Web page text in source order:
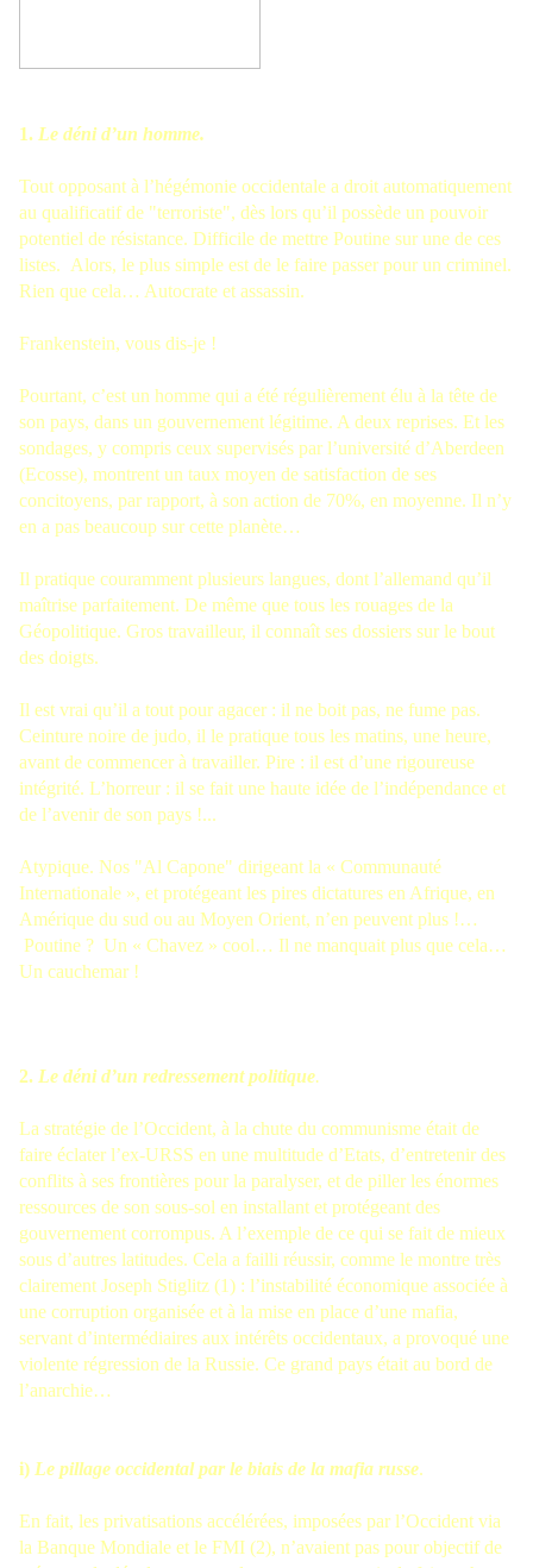
1. Le déni d’un homme.
Tout opposant à l’hégémonie occidentale a droit automatiquement
au qualificatif de "terroriste", dès lors qu’il possède un pouvoir
potentiel de résistance. Difficile de mettre Poutine sur une de ces
listes. Alors, le plus simple est de le faire passer pour un criminel.
Rien que cela… Autocrate et assassin.
Frankenstein, vous dis-je !
Pourtant, c’est un homme qui a été régulièrement élu à la tête de
son pays, dans un gouvernement légitime. A deux reprises. Et les
sondages, y compris ceux supervisés par l’université d’Aberdeen
(Ecosse), montrent un taux moyen de satisfaction de ses
concitoyens, par rapport, à son action de 70%, en moyenne. Il n’y
en a pas beaucoup sur cette planète…
Il pratique couramment plusieurs langues, dont l’allemand qu’il
maîtrise parfaitement. De même que tous les rouages de la
Géopolitique. Gros travailleur, il connaît ses dossiers sur le bout
des doigts.
Il est vrai qu’il a tout pour agacer : il ne boit pas, ne fume pas.
Ceinture noire de judo, il le pratique tous les matins, une heure,
avant de commencer à travailler. Pire : il est d’une rigoureuse
intégrité. L’horreur : il se fait une haute idée de l’indépendance et
de l’avenir de son pays !...
Atypique. Nos "Al Capone" dirigeant la « Communauté
Internationale », et protégeant les pires dictatures en Afrique, en
Amérique du sud ou au Moyen Orient, n’en peuvent plus !…
Poutine ? Un « Chavez » cool… Il ne manquait plus que cela…
Un cauchemar !
2. Le déni d’un redressement politique.
La stratégie de l’Occident, à la chute du communisme était de
faire éclater l’ex-URSS en une multitude d’Etats, d’entretenir des
conflits à ses frontières pour la paralyser, et de piller les énormes
ressources de son sous-sol en installant et protégeant des
gouvernement corrompus. A l’exemple de ce qui se fait de mieux
sous d’autres latitudes. Cela a failli réussir, comme le montre très
clairement Joseph Stiglitz (1) : l’instabilité économique associée à
une corruption organisée et à la mise en place d’une mafia,
servant d’intermédiaires aux intérêts occidentaux, a provoqué une
violente régression de la Russie. Ce grand pays était au bord de
l’anarchie…
i) Le pillage occidental par le biais de la mafia russe.
En fait, les privatisations accélérées, imposées par l’Occident via
la Banque Mondiale et le FMI (2), n’avaient pas pour objectif de